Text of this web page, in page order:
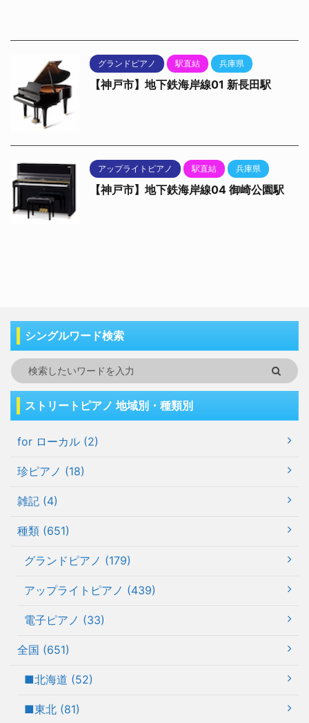
グランドピアノ 駅直結 兵庫県
【神戸市】地下鉄海岸線01 新長田駅
アップライトピアノ 駅直結 兵庫県
【神戸市】地下鉄海岸線04 御崎公園駅
シングルワード検索
ストリートピアノ 地域別・種類別
for ローカル (2)
珍ピアノ (18)
雑記 (4)
種類 (651)
グランドピアノ (179)
アップライトピアノ (439)
電子ピアノ (33)
全国 (651)
■北海道 (52)
■東北 (81)